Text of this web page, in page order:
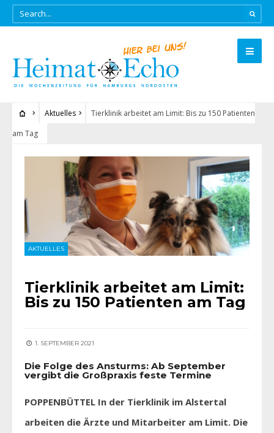
Aktuelles
Tierklinik arbeitet am Limit: Bis zu 150 Patienten
am Tag
AKTUELLES
Tierklinik arbeitet am Limit:
Bis zu 150 Patienten am Tag
1. SEPTEMBER 2021
Die Folge des Ansturms: Ab September
vergibt die Großpraxis feste Termine
POPPENBÜTTEL In der Tierklinik im Alstertal
arbeiten die Ärzte und Mitarbeiter am Limit. Die